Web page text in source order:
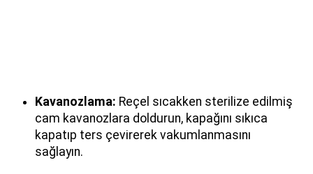
Kavanozlama: Reçel sıcakken sterilize edilmiş
cam kavanozlara doldurun, kapağını sıkıca
kapatıp ters çevirerek vakumlanmasını
sağlayın.